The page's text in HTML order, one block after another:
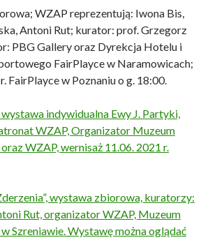
WZAP reprezentują: Iwona Bis,
Antoni Rut; kurator: prof. Grzegorz
PBG Gallery oraz Dyrekcja Hotelu i
FairPlayce w Naramowicach;
FairPlayce w Poznaniu o g. 18:00.
indywidualna Ewy J. Partyki,
WZAP, Organizator Muzeum
WZAP, wernisaż 11.06. 2021 r.
wystawa zbiorowa, kuratorzy:
Rut, organizator WZAP, Muzeum
Szreniawie. Wystawę można oglądać